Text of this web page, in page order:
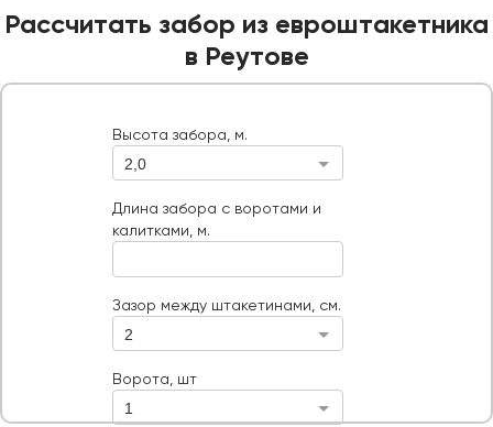
Рассчитать забор из евроштакетника
в Реутове
Высота забора, м.
2,0
Длина забора с воротами и
калитками, м.
Зазор между штакетинами, см.
2
Ворота, шт
1
Высота забора, м.
Длина забора с воротами и калитками, м.
Тип ворот